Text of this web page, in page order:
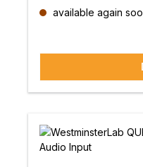
available again